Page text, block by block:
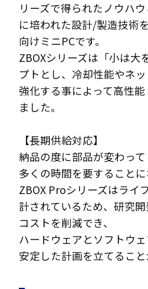
リーズで得られたノウハ
に培われた設計/製造技術
向けミニPCです。
ZBOXシリーズは「小は大
プトとし、冷却性能やネ
強化する事によって高性
ました。
【長期供給対応】
納品の度に部品が変わっ
多くの時間を要することに
ZBOX Proシリーズはライ
計されているため、研究開
コストを削減でき、
ハードウェアとソフトウ
安定した計画を立てること